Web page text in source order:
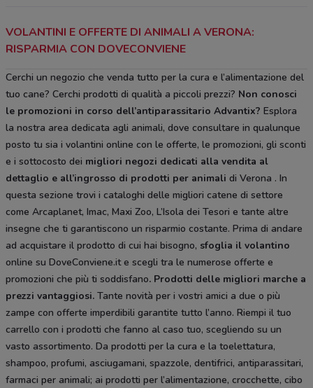
VOLANTINI E OFFERTE DI ANIMALI A VERONA:
RISPARMIA CON DOVECONVIENE
Cerchi un negozio che venda tutto per la cura e l’alimentazione del
tuo cane? Cerchi prodotti di qualità a piccoli prezzi? Non conosci
le promozioni in corso dell’antiparassitario Advantix? Esplora
la nostra area dedicata agli animali, dove consultare in qualunque
posto tu sia i volantini online con le offerte, le promozioni, gli sconti
e i sottocosto dei migliori negozi dedicati alla vendita al
dettaglio e all’ingrosso di prodotti per animali di Verona . In
questa sezione trovi i cataloghi delle migliori catene di settore
come Arcaplanet, Imac, Maxi Zoo, L’Isola dei Tesori e tante altre
insegne che ti garantiscono un risparmio costante. Prima di andare
ad acquistare il prodotto di cui hai bisogno, sfoglia il volantino
online su DoveConviene.it e scegli tra le numerose offerte e
promozioni che più ti soddisfano. Prodotti delle migliori marche a
prezzi vantaggiosi. Tante novità per i vostri amici a due o più
zampe con offerte imperdibili garantite tutto l’anno. Riempi il tuo
carrello con i prodotti che fanno al caso tuo, scegliendo su un
vasto assortimento. Da prodotti per la cura e la toelettatura,
shampoo, profumi, asciugamani, spazzole, dentifrici, antiparassitari,
farmaci per animali; ai prodotti per l’alimentazione, crocchette, cibo